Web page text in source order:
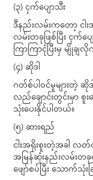
(၃) ငှက်ပျောသီး
ဒီနည်းလမ်းကတော့ ငါ
လမ်းတခုဖြစ်ပြီး ငှက်ပ
ကြာကြာငုံပြီးမှ မျိုခ
(၄) ဆိုဒါ
ဂတ်စ်ပါဝင်မှုများတဲ့
လည်ချောင်းတွင်းမှာ စူ
သုံးပေးနိုင်ပါတယ်။
(၅) ဆားရည်
ငါးအရိုးစူးတဲ့အခါ
အမြန်ဆုံးနည်းလမ်း
ဖျော်စပ်ပြီး သောက်သုံ